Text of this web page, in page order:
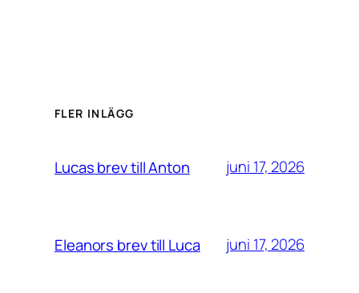
FLER INLÄGG
Lucas brev till Anton juni 17, 2026
Eleanors brev till Luca juni 17, 2026